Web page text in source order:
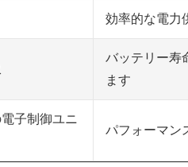
効率的な電力
バッテリー寿
ます
子制御ユニ
パフォーマン